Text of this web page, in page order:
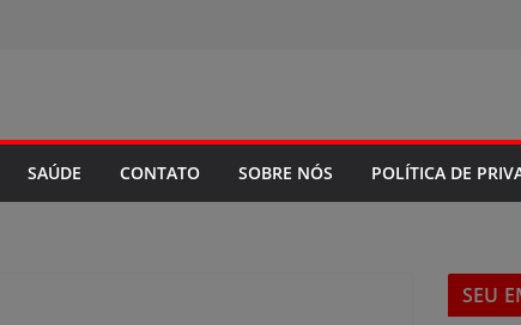
SAÚDE CONTATO SOBRE NÓS POLÍTICA DE
SEU